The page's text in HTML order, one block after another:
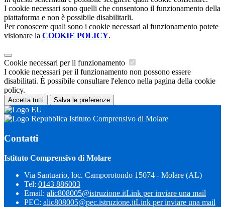
I cookie necessari sono quelli che consentono il funzionamento della
piattaforma e non è possibile disabilitarli.
Per conoscere quali sono i cookie necessari al funzionamento potete
visionare la COOKIE POLICY.
Cookie necessari per il funzionamento
I cookie necessari per il funzionamento non possono essere
disabilitati. È possibile consultare l'elenco nella pagina della cookie
policy.
Accetta tutti Salva le preferenze
Istituto Comprensivo di Molare
Contatti
Istituto Comprensivo di Molare
Via Santuario, loc. Camporotondo 15074 - Molare (AL)
Tel: 0143 886003
Email: alic808005@istruzione.itLink per inviare una mail
PEC: alic808005@pec.istruzione.itLink per inviare una mail